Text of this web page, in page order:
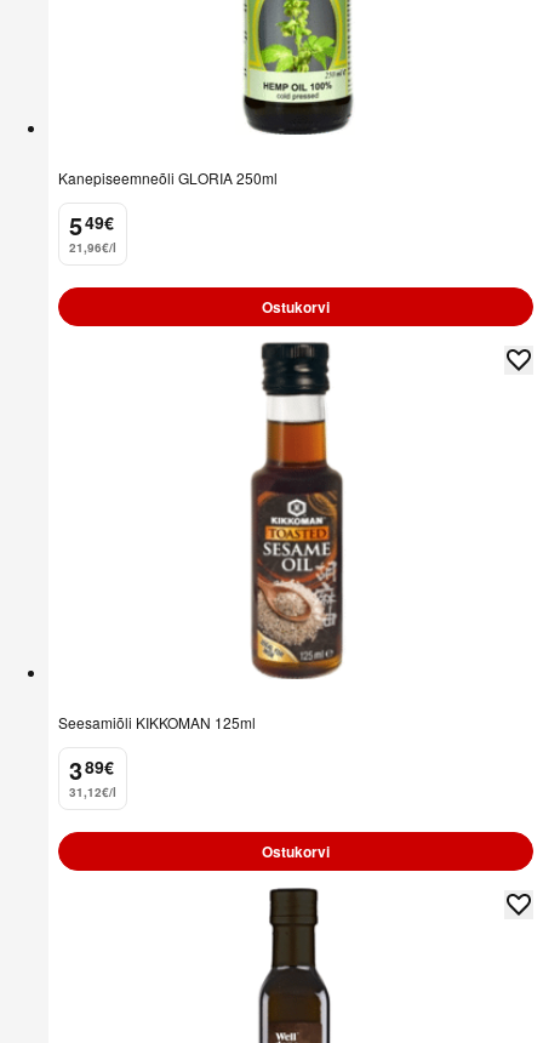
Kanepiseemneõli GLORIA 250ml
5
. 49€
21,96€/l
Ostukorvi
Seesamiõli KIKKOMAN 125ml
3
. 89€
31,12€/l
Ostukorvi